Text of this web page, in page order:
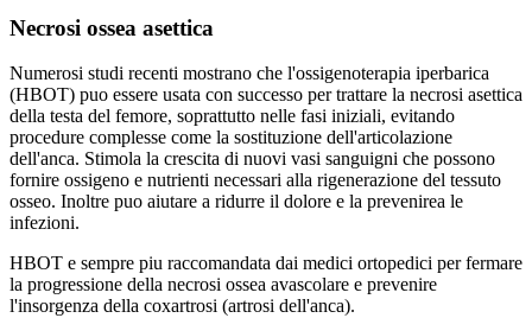
Necrosi ossea asettica
Numerosi studi recenti mostrano che l'ossigenoterapia iperbarica
(HBOT) puo essere usata con successo per trattare la necrosi asettica
della testa del femore, soprattutto nelle fasi iniziali, evitando
procedure complesse come la sostituzione dell'articolazione
dell'anca. Stimola la crescita di nuovi vasi sanguigni che possono
fornire ossigeno e nutrienti necessari alla rigenerazione del tessuto
osseo. Inoltre puo aiutare a ridurre il dolore e la prevenirea le
infezioni.
HBOT e sempre piu raccomandata dai medici ortopedici per fermare
la progressione della necrosi ossea avascolare e prevenire
l'insorgenza della coxartrosi (artrosi dell'anca).